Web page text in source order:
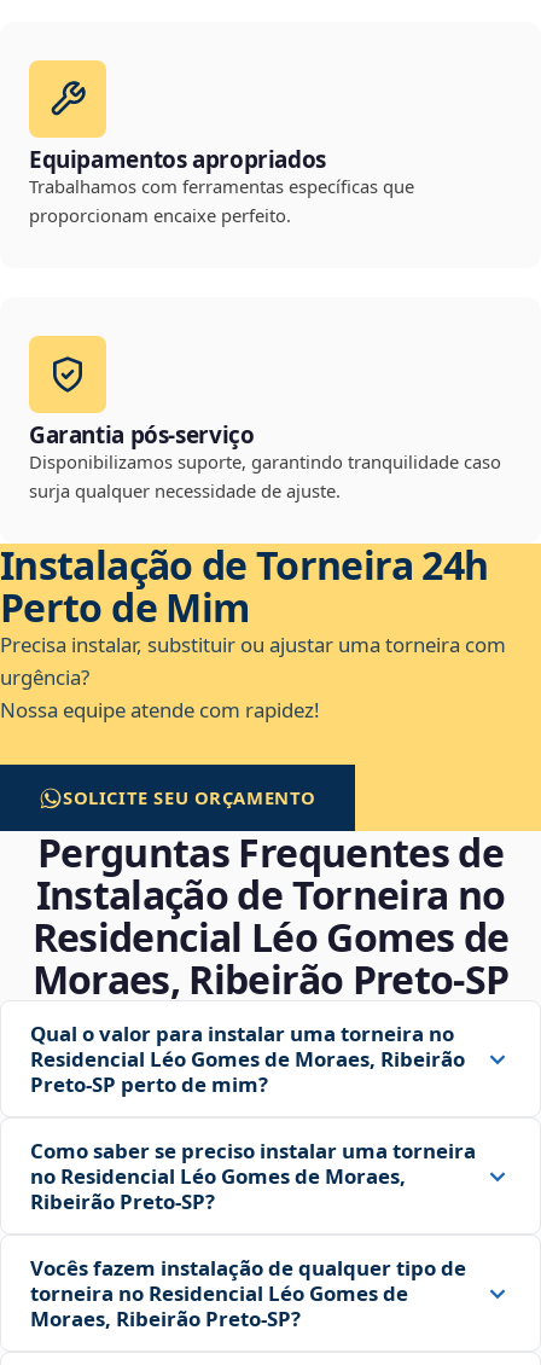
Equipamentos apropriados
Trabalhamos com ferramentas específicas que
proporcionam encaixe perfeito.
Garantia pós-serviço
Disponibilizamos suporte, garantindo tranquilidade caso
surja qualquer necessidade de ajuste.
Instalação de Torneira 24h
Perto de Mim
Precisa instalar, substituir ou ajustar uma torneira com
urgência?
Nossa equipe atende com rapidez!
SOLICITE SEU ORÇAMENTO
Perguntas Frequentes de
Instalação de Torneira no
Residencial Léo Gomes de
Moraes, Ribeirão Preto‑SP
Qual o valor para instalar uma torneira no
Residencial Léo Gomes de Moraes, Ribeirão
Preto‑SP perto de mim?
Como saber se preciso instalar uma torneira
no Residencial Léo Gomes de Moraes,
Ribeirão Preto‑SP?
Vocês fazem instalação de qualquer tipo de
torneira no Residencial Léo Gomes de
Moraes, Ribeirão Preto‑SP?